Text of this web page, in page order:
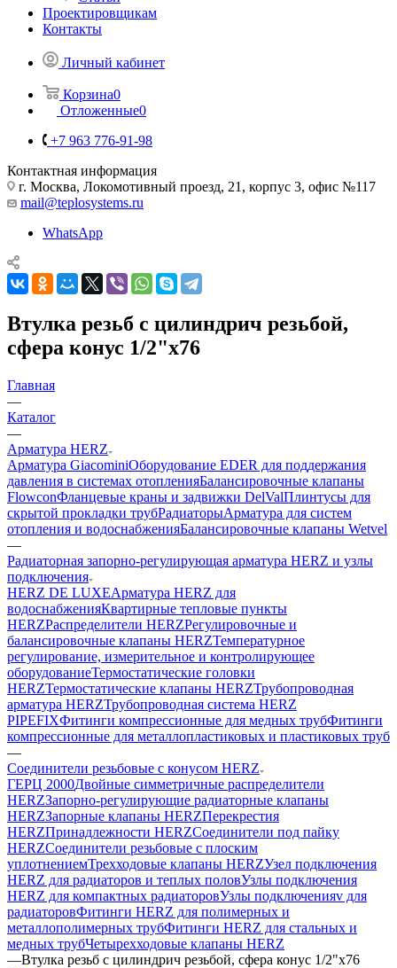
Проектировщикам
Контакты
Личный кабинет
Корзина0
Отложенные0
+7 963 776-91-98
Контактная информация
г. Москва, Локомотивный проезд, 21, корпус 3, офис №117
mail@teplosystems.ru
WhatsApp
Втулка резьб с цилиндрич резьбой,
сфера конус 1/2"х76
Главная
—
Каталог
—
Арматура HERZ
Арматура GiacominiОборудование EDER для поддержания
давления в системах отопленияБалансировочные клапаны
FlowconФланцевые краны и задвижки DelValПлинтусы для
скрытой прокладки трубРадиаторыАрматура для систем
отопления и водоснабженияБалансировочные клапаны Wetvel
—
Радиаторная запорно-регулирующая арматура HERZ и узлы
подключения
HERZ DE LUXEАрматура HERZ для
водоснабженияКвартирные тепловые пункты
HERZРаспределители HERZРегулировочные и
балансировочные клапаны HERZТемпературное
регулирование, измерительное и контролирующее
оборудованиеТермостатические головки
HERZТермостатические клапаны HERZТрубопроводная
арматура HERZТрубопроводная система HERZ
PIPEFIXФитинги компрессионные для медных трубФитинги
компрессионные для металлопластиковых и пластиковых труб
—
Соединители резьбовые с конусом HERZ
ГЕРЦ 2000Двойные симметричные распределители
HERZЗапорно-регулирующие радиаторные клапаны
HERZЗапорные клапаны HERZПерекрестия
HERZПринадлежности HERZСоединители под пайку
HERZСоединители резьбовые с плоским
уплотнениемТрехходовые клапаны HERZУзел подключения
HERZ для радиаторов и теплых половУзлы подключения
HERZ для компактных радиаторовУзлы подключенияv для
радиаторовФитинги HERZ для полимерных и
металлополимерных трубФитинги HERZ для стальных и
медных трубЧетырехходовые клапаны HERZ
—Втулка резьб с цилиндрич резьбой, сфера конус 1/2"х76